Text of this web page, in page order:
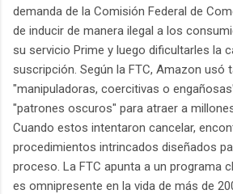
demanda de la Comisión Federal de
de inducir de manera ilegal a los
su servicio Prime y luego dificultarles la
suscripción. Según la FTC, Amazon usó
"manipuladoras, coercitivas o
"patrones oscuros" para atraer a
Cuando estos intentaron cancelar,
procedimientos intrincados diseñados
proceso. La FTC apunta a un programa
es omnipresente en la vida de más de